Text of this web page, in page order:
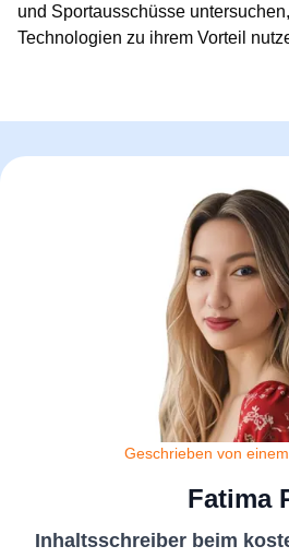
und Sportausschüsse
Technologien zu ihrem Vorteil
Geschrieben von
Fatima
Inhaltsschreiber beim